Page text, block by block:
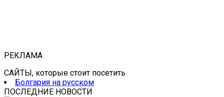
РЕКЛАМА
САЙТЫ, которые стоит посетить
Болгария на русском
ПОСЛЕДНИЕ НОВОСТИ